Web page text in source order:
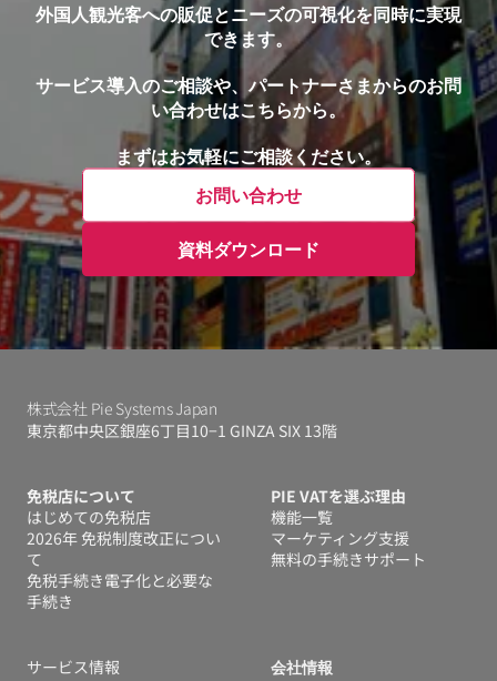
外国人観光客への販促とニーズの可視化を同時に実現
できます。
サービス導入のご相談や、パートナーさまからのお問
い合わせはこちらから。
まずはお気軽にご相談ください。
お問い合わせ
資料ダウンロード
株式会社 Pie Systems Japan
東京都中央区銀座6丁目10−1 GINZA SIX 13階
免税店について
はじめての免税店
2026年 免税制度改正につい
て
免税手続き電子化と必要な
手続き
PIE VATを選ぶ理由
機能一覧
マーケティング支援
無料の手続きサポート
サービス情報
会社情報